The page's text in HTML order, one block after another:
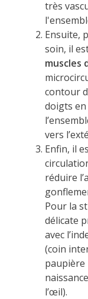
très
Ensuite,
soin, il
muscles
contour
doigts
vers
Enfin, il
réduire
Pour la
délicate
avec
(coin
paupière
l’œil).